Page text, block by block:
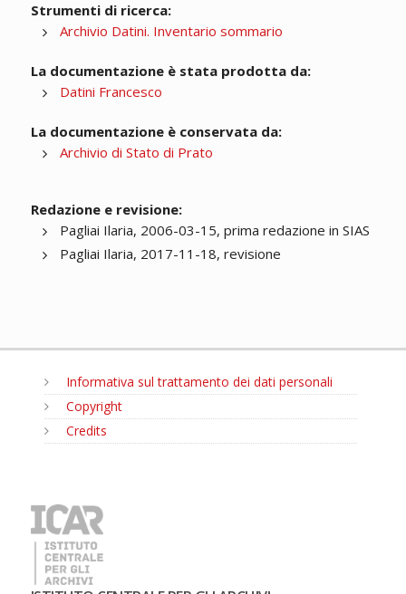
Strumenti di ricerca:
Archivio Datini. Inventario sommario
La documentazione è stata prodotta da:
Datini Francesco
La documentazione è conservata da:
Archivio di Stato di Prato
Redazione e revisione:
Pagliai Ilaria, 2006-03-15, prima redazione in SIAS
Pagliai Ilaria, 2017-11-18, revisione
Informativa sul trattamento dei dati personali
Copyright
Credits